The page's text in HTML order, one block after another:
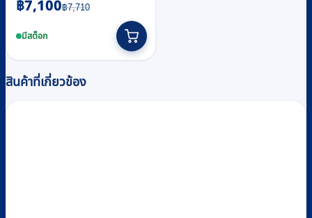
฿7,710
price
was:
฿7,100
price
is:มีสต็อก
สินค้าที่เกี่ยวข้อง